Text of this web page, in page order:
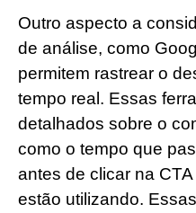
Outro aspecto a
de análise, como
permitem rastrear o
tempo real. Essas
detalhados sobre o
como o tempo que
antes de clicar na
estão utilizando.